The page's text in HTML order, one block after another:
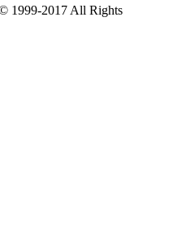
1999-2017 All Rights